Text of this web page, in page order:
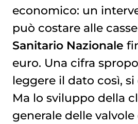
economico: un
può costare alle
Sanitario Nazionale
euro. Una cifra
leggere il dato così,
Ma lo sviluppo della
generale delle